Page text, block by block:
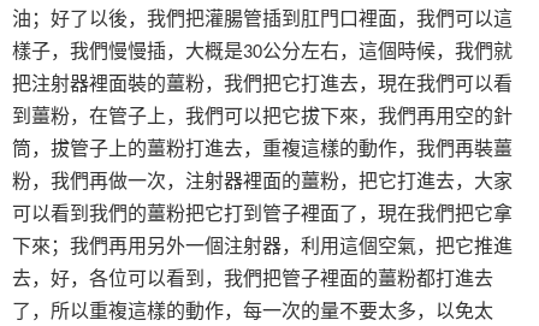
油；好了以後，我們把灌腸管插到肛門口裡面，我們可以這
樣子，我們慢慢插，大概是30公分左右，這個時候，我們就
把注射器裡面裝的薑粉，我們把它打進去，現在我們可以看
到薑粉，在管子上，我們可以把它拔下來，我們再用空的針
筒，拔管子上的薑粉打進去，重複這樣的動作，我們再裝薑
粉，我們再做一次，注射器裡面的薑粉，把它打進去，大家
可以看到我們的薑粉把它打到管子裡面了，現在我們把它拿
下來；我們再用另外一個注射器，利用這個空氣，把它推進
去，好，各位可以看到，我們把管子裡面的薑粉都打進去
了，所以重複這樣的動作，每一次的量不要太多，以免太